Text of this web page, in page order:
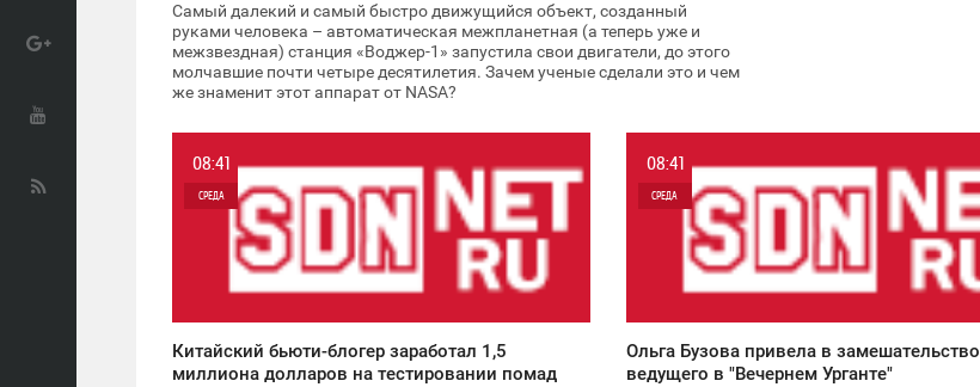
Самый далекий и самый быстро движущийся объект, созданный
руками человека – автоматическая межпланетная (а теперь уже и
межзвездная) станция «Воджер-1» запустила свои двигатели, до этого
молчавшие почти четыре десятилетия. Зачем ученые сделали это и чем
же знаменит этот аппарат от NASA?
08:41
СРЕДА
Китайский бьюти-блогер заработал 1,5
миллиона долларов на тестировании помад
08:41
СРЕДА
Ольга Бузова привела в замешательство
ведущего в "Вечернем Урганте"